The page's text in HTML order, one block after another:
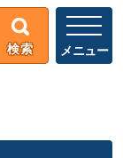
検索 メニュー